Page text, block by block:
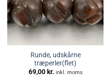
Runde, udskårne
træperler(flet)
69,00 kr. inkl. moms